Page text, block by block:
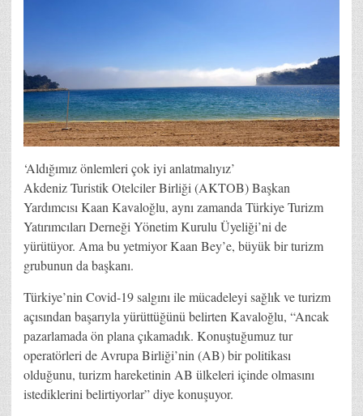
‘Aldığımız önlemleri çok iyi anlatmalıyız’
Akdeniz Turistik Otelciler Birliği (AKTOB) Başkan
Yardımcısı Kaan Kavaloğlu, aynı zamanda Türkiye Turizm
Yatırımcıları Derneği Yönetim Kurulu Üyeliği’ni de
yürütüyor. Ama bu yetmiyor Kaan Bey’e, büyük bir turizm
grubunun da başkanı.
Türkiye’nin Covid-19 salgını ile mücadeleyi sağlık ve turizm
açısından başarıyla yürüttüğünü belirten Kavaloğlu, “Ancak
pazarlamada ön plana çıkamadık. Konuştuğumuz tur
operatörleri de Avrupa Birliği’nin (AB) bir politikası
olduğunu, turizm hareketinin AB ülkeleri içinde olmasını
istediklerini belirtiyorlar” diye konuşuyor.